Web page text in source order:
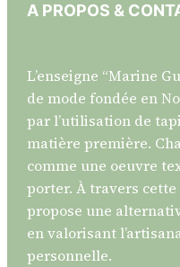
A PROPOS &
L’enseigne “Marine
de mode fondée en
par l’utilisation de
matière première.
comme une oeuvre
porter. À travers
propose une
en valorisant
personnelle.